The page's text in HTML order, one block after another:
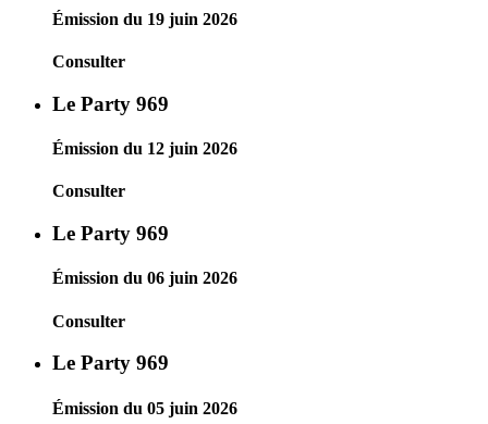
Émission du 19 juin 2026
Consulter
Le Party 969
Émission du 12 juin 2026
Consulter
Le Party 969
Émission du 06 juin 2026
Consulter
Le Party 969
Émission du 05 juin 2026